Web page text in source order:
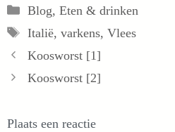
Categorieën
Blog, Eten & drinken
Tags
Italië, varkens, Vlees
Koosworst [1]
Koosworst [2]
Plaats een reactie